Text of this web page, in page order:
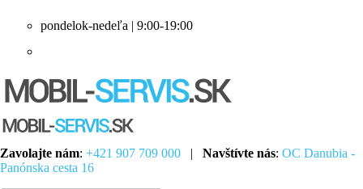
pondelok-nedeľa | 9:00-19:00
Zavolajte nám: +421 907 709 000 | Navštívte nás: OC Danubia -
Panónska cesta 16